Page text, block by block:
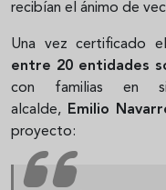
recibían el ánimo de
Una vez certificado
entre 20 entidades
con familias en
alcalde, Emilio
proyecto: